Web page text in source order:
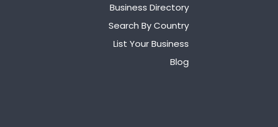
Business Directory
Search By Country
List Your Business
Blog